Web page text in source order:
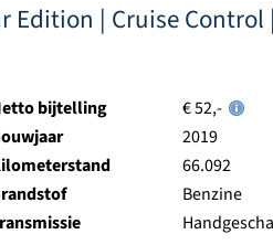
Edition | Cruise
bijtelling
€ 52,-
2019
66.092
Benzine